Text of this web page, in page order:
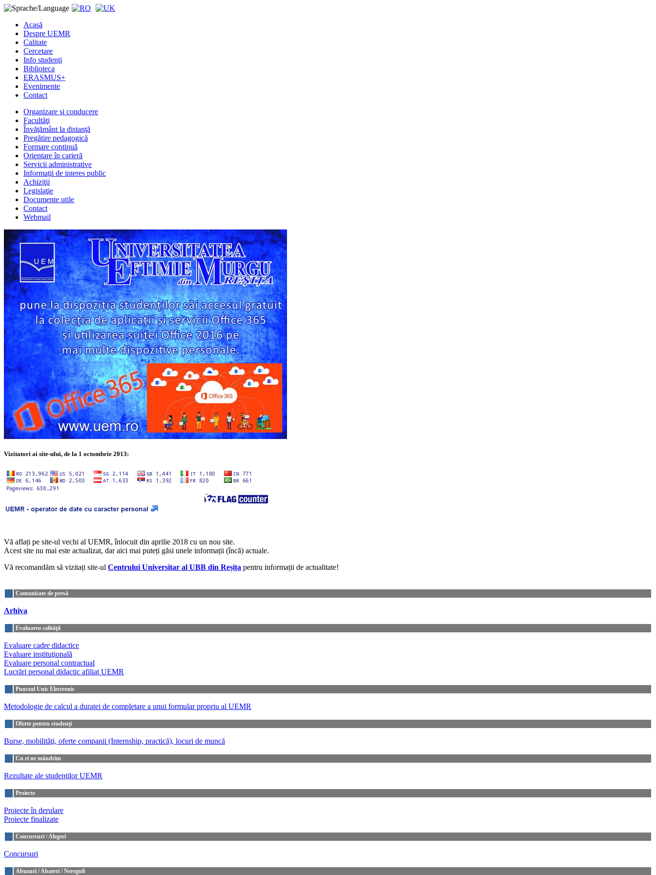
Acasă
Despre UEMR
Calitate
Cercetare
Info studenţi
Biblioteca
ERASMUS+
Evenimente
Contact
Organizare şi conducere
Facultăţi
Învăţământ la distanţă
Pregătire pedagogică
Formare continuă
Orientare în carieră
Servicii administrative
Informaţii de interes public
Achiziţii
Legislaţie
Documente utile
Contact
Webmail
Vizitatori ai site-ului, de la 1 octombrie 2013:
Vă aflați pe site-ul vechi al UEMR, înlocuit din aprilie 2018 cu un nou site.
Acest site nu mai este actualizat, dar aici mai puteți găsi unele informații (încă) actuale.
Vă recomandăm să vizitați site-ul Centrului Universitar al UBB din Reșița pentru informații de actualitate!
Comunicate de presă
Arhiva
Evaluarea calităţii
Evaluare cadre didactice
Evaluare instituţională
Evaluare personal contractual
Lucrări personal didactic afiliat UEMR
Punctul Unic Electronic
Metodologie de calcul a duratei de completare a unui formular propriu al UEMR
Oferte pentru studenţi
Burse, mobilităţi, oferte companii (Internship, practică), locuri de muncă
Cu ei ne mândrim
Rezultate ale studenţilor UEMR
Proiecte
Proiecte în derulare
Proiecte finalizate
Concursuri / Alegeri
Concursuri
Abuzuri / Abateri / Nereguli